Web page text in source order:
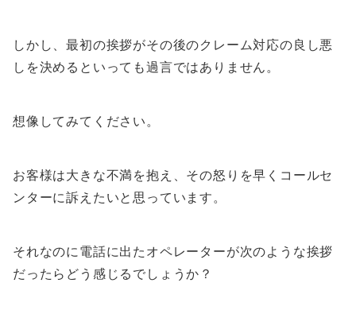
しかし、最初の挨拶がその後のクレーム対応の良し悪
しを決めるといっても過言ではありません。
想像してみてください。
お客様は大きな不満を抱え、その怒りを早くコールセ
ンターに訴えたいと思っています。
それなのに電話に出たオペレーターが次のような挨拶
だったらどう感じるでしょうか？